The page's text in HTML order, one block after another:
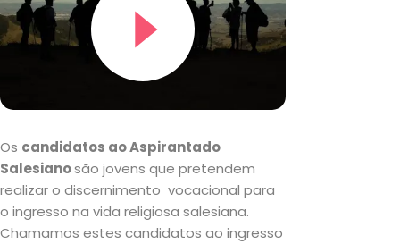
Os candidatos ao Aspirantado
Salesianosão jovens que pretendem
realizar o discernimento vocacional para
o ingresso na vida religiosa salesiana.
Chamamos estes candidatos ao ingresso